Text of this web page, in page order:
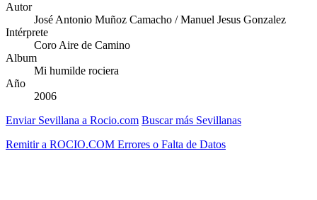
Autor
José Antonio Muñoz Camacho / Manuel Jesus Gonzalez
Intérprete
Coro Aire de Camino
Album
Mi humilde rociera
Año
2006
Enviar Sevillana a Rocio.com Buscar más Sevillanas
Remitir a ROCIO.COM Errores o Falta de Datos